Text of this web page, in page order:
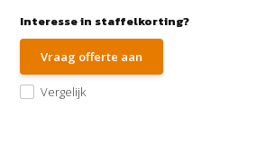
Interesse in staffelkorting?
Vraag offerte aan
Vergelijk